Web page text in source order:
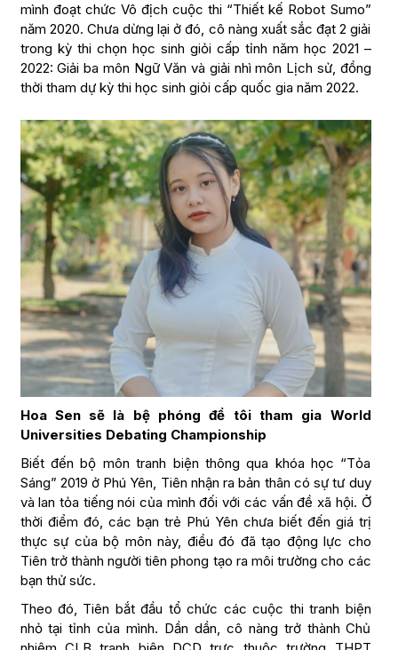
mình đoạt chức Vô địch cuộc thi “Thiết kế Robot Sumo”
năm 2020. Chưa dừng lại ở đó, cô nàng xuất sắc đạt 2 giải
trong kỳ thi chọn học sinh giỏi cấp tỉnh năm học 2021 –
2022: Giải ba môn Ngữ Văn và giải nhì môn Lịch sử, đồng
thời tham dự kỳ thi học sinh giỏi cấp quốc gia năm 2022.
Hoa Sen sẽ là bệ phóng để tôi tham gia World
Universities Debating Championship
Biết đến bộ môn tranh biện thông qua khóa học “Tỏa
Sáng” 2019 ở Phú Yên, Tiên nhận ra bản thân có sự tư duy
và lan tỏa tiếng nói của mình đối với các vấn đề xã hội. Ở
thời điểm đó, các bạn trẻ Phú Yên chưa biết đến giá trị
thực sự của bộ môn này, điều đó đã tạo động lực cho
Tiên trở thành người tiên phong tạo ra môi trường cho các
bạn thử sức.
Theo đó, Tiên bắt đầu tổ chức các cuộc thi tranh biện
nhỏ tại tỉnh của mình. Dần dần, cô nàng trở thành Chủ